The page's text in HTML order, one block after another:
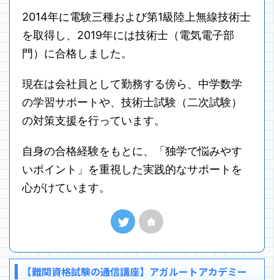
2014年に電験三種および第1級陸上無線技術士
を取得し、2019年には技術士（電気電子部
門）に合格しました。
現在は会社員として勤務する傍ら、中学数学
の学習サポートや、技術士試験（二次試験）
の対策支援を行っています。
自身の合格経験をもとに、「独学で悩みやす
いポイント」を重視した実践的なサポートを
心がけています。
【難関資格試験の通信講座】アガルートアカデミー